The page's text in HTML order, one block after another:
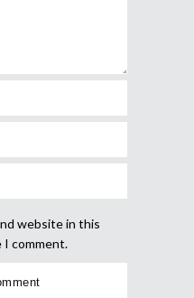
website in this
comment.